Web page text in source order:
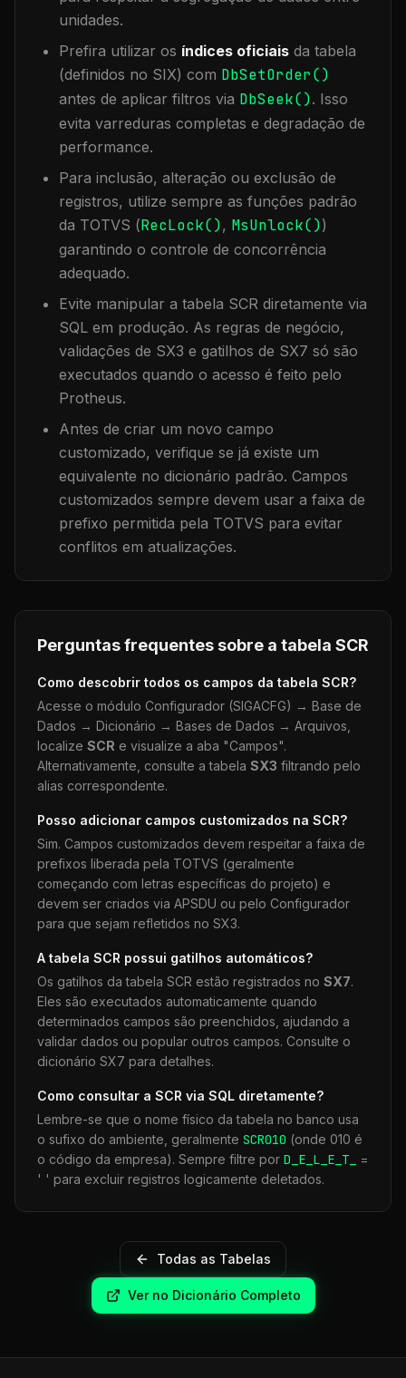
unidades.
Prefira utilizar os índices oficiais da tabela
(definidos no SIX) com DbSetOrder()
antes de aplicar filtros via DbSeek(). Isso
evita varreduras completas e degradação de
performance.
Para inclusão, alteração ou exclusão de
registros, utilize sempre as funções padrão
da TOTVS (RecLock(), MsUnlock())
garantindo o controle de concorrência
adequado.
Evite manipular a tabela SCR diretamente via
SQL em produção. As regras de negócio,
validações de SX3 e gatilhos de SX7 só são
executados quando o acesso é feito pelo
Protheus.
Antes de criar um novo campo
customizado, verifique se já existe um
equivalente no dicionário padrão. Campos
customizados sempre devem usar a faixa de
prefixo permitida pela TOTVS para evitar
conflitos em atualizações.
Perguntas frequentes sobre a tabela SCR
Como descobrir todos os campos da tabela SCR?
Acesse o módulo Configurador (SIGACFG) → Base de
Dados → Dicionário → Bases de Dados → Arquivos,
localize SCR e visualize a aba "Campos".
Alternativamente, consulte a tabela SX3 filtrando pelo
alias correspondente.
Posso adicionar campos customizados na SCR?
Sim. Campos customizados devem respeitar a faixa de
prefixos liberada pela TOTVS (geralmente
começando com letras específicas do projeto) e
devem ser criados via APSDU ou pelo Configurador
para que sejam refletidos no SX3.
A tabela SCR possui gatilhos automáticos?
Os gatilhos da tabela SCR estão registrados no SX7.
Eles são executados automaticamente quando
determinados campos são preenchidos, ajudando a
validar dados ou popular outros campos. Consulte o
dicionário SX7 para detalhes.
Como consultar a SCR via SQL diretamente?
Lembre-se que o nome físico da tabela no banco usa
o sufixo do ambiente, geralmente SCR010 (onde 010 é
o código da empresa). Sempre filtre por D_E_L_E_T_
=
' ' para excluir registros logicamente deletados.
Todas as Tabelas
Ver no Dicionário Completo